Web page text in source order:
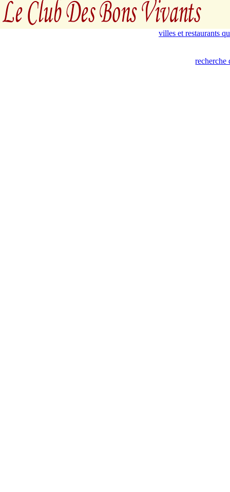
villes et restaurants
recherche